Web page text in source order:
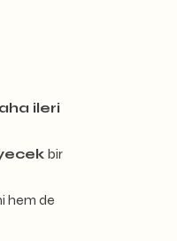
ileri
bir
hem de